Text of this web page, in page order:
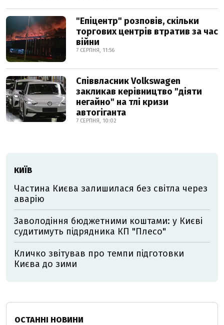
"Епіцентр" розповів, скільки
торгових центрів втратив за час
війни
7 СЕРПНЯ, 11:56
Співвласник Volkswagen
закликав керівництво "діяти
негайно" на тлі кризи
автогіганта
7 СЕРПНЯ, 10:02
КИЇВ
Частина Києва залишилася без світла через
аварію
Заволодіння бюджетними коштами: у Києві
судитимуть підрядника КП "Плесо"
Кличко звітував про темпи підготовки
Києва до зими
ОСТАННІ НОВИНИ